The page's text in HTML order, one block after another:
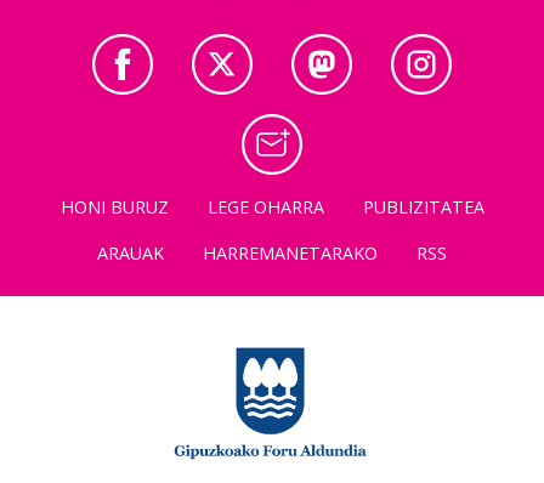
HONI BURUZ LEGE OHARRA
PUBLIZITATEA
ARAUAK
HARREMANETARAKO RSS